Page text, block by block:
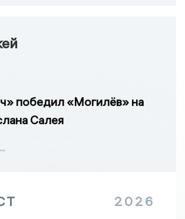
победил «Могилёв» на
Салея
2026